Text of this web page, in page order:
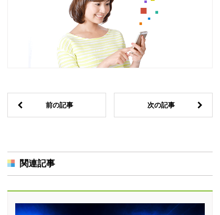
前の記事 次の記事
関連記事